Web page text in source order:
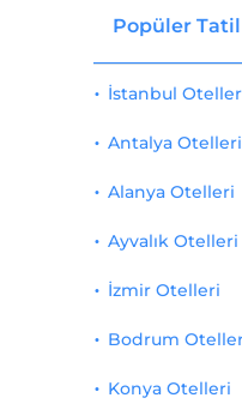
Popüler
İstanbul
Antalya Otelleri
Alanya Otelleri
Ayvalık Otelleri
İzmir Otelleri
Bodrum
Konya Otelleri